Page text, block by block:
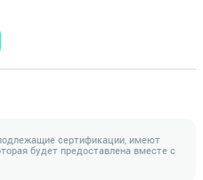
сертификации, имеют
будет предоставлена вместе с